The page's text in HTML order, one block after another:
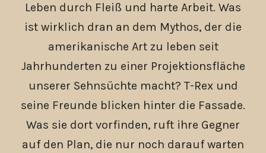
Leben durch Fleiß und harte Arbeit. Was
ist wirklich dran an dem Mythos, der die
amerikanische Art zu leben seit
Jahrhunderten zu einer Projektionsfläche
unserer Sehnsüchte macht? T-Rex und
seine Freunde blicken hinter die Fassade.
Was sie dort vorfinden, ruft ihre Gegner
auf den Plan, die nur noch darauf warten